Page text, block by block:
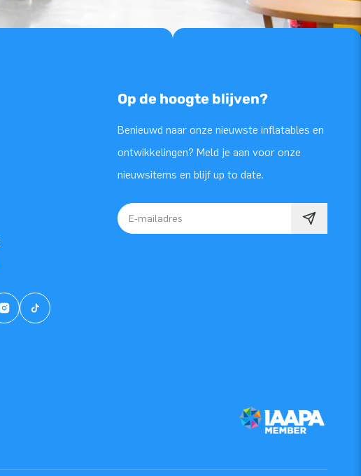
Op de hoogte blijven?
Benieuwd naar onze nieuwste inflatables en
ontwikkelingen? Meld je aan voor onze
nieuwsitems en blijf up to date.
E-mailadres